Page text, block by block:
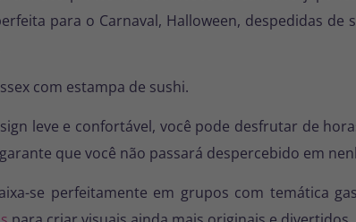
para o Carnaval, Halloween, despedidas
com estampa de sushi.
leve e confortável, você pode desfrutar de
que você não passará despercebido em
se perfeitamente em grupos com temática